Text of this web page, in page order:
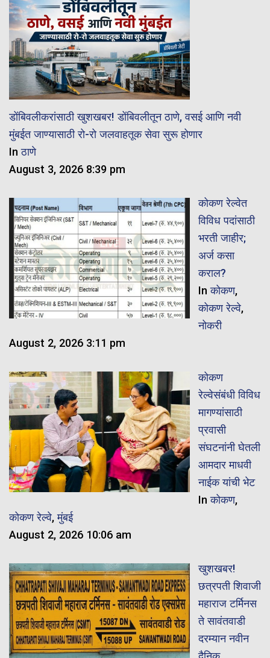
डोंबिवलीकरांसाठी खुशखबर! डोंबिवलीतून ठाणे, वसई आणि नवी
मुंबईत जाण्यासाठी रो-रो जलवाहतूक सेवा सुरू होणार
Inठाणे
August 3, 2026 8:39 pm
कोकण रेल्वेत
विविध पदांसाठी
भरती जाहीर;
अर्ज कसा
कराल?
Inकोकण,
कोकण रेल्वे,
नोकरी
August 2, 2026 3:11 pm
कोकण
रेल्वेसंबंधी विविध
मागण्यांसाठी
प्रवासी
संघटनांनी घेतली
आमदार माधवी
नाईक यांची भेट
Inकोकण,
कोकण रेल्वे,मुंबई
August 2, 2026 10:06 am
खुशखबर!
छत्रपती शिवाजी
महाराज टर्मिनस
ते सावंतवाडी
दरम्यान नवीन